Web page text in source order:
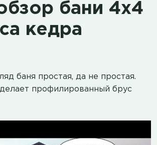
бани 4х4
кедра
баня простая, да не простая.
профилированный брус